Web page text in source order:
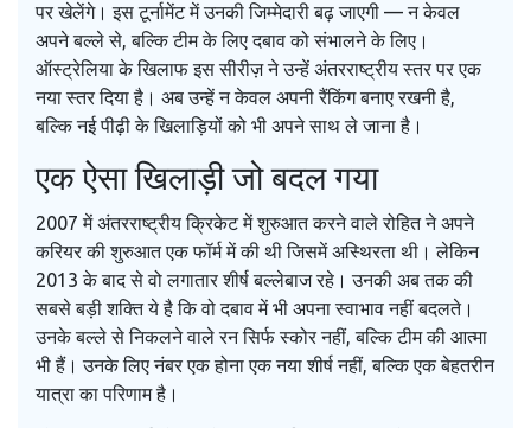
पर खेलेंगे। इस टूर्नामेंट में उनकी जिम्मेदारी बढ़ जाएगी — न केवल
अपने बल्ले से, बल्कि टीम के लिए दबाव को संभालने के लिए।
ऑस्ट्रेलिया के खिलाफ इस सीरीज़ ने उन्हें अंतरराष्ट्रीय स्तर पर एक
नया स्तर दिया है। अब उन्हें न केवल अपनी रैंकिंग बनाए रखनी है,
बल्कि नई पीढ़ी के खिलाड़ियों को भी अपने साथ ले जाना है।
एक ऐसा खिलाड़ी जो बदल गया
2007 में अंतरराष्ट्रीय क्रिकेट में शुरुआत करने वाले रोहित ने अपने
करियर की शुरुआत एक फॉर्म में की थी जिसमें अस्थिरता थी। लेकिन
2013 के बाद से वो लगातार शीर्ष बल्लेबाज रहे। उनकी अब तक की
सबसे बड़ी शक्ति ये है कि वो दबाव में भी अपना स्वाभाव नहीं बदलते।
उनके बल्ले से निकलने वाले रन सिर्फ स्कोर नहीं, बल्कि टीम की आत्मा
भी हैं। उनके लिए नंबर एक होना एक नया शीर्ष नहीं, बल्कि एक बेहतरीन
यात्रा का परिणाम है।